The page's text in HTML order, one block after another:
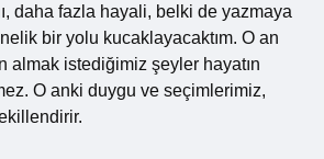
daha fazla hayali, belki de yazmaya
bir yolu kucaklayacaktım. O an
almak istediğimiz şeyler hayatın
O anki duygu ve seçimlerimiz,